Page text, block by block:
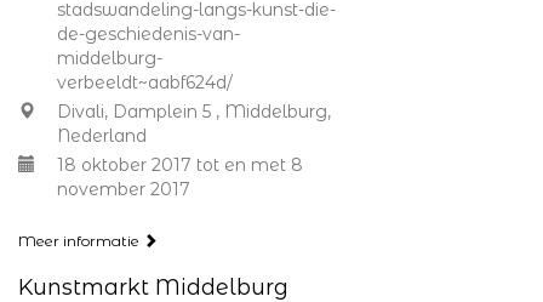
stadswandeling-langs-kunst-die-
de-geschiedenis-van-
middelburg-
verbeeldt~aabf624d/
Divali, Damplein 5 , Middelburg,
Nederland
18 oktober 2017 tot en met 8
november 2017
Meer informatie
Kunstmarkt Middelburg